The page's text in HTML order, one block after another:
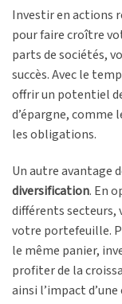
Investir en actions
pour faire croître
parts de sociétés,
succès. Avec le
offrir un potentiel
d’épargne, comme
les obligations.
Un autre avantage
diversification. En
différents secteurs,
votre portefeuille.
le même panier,
profiter de la
ainsi l’impact